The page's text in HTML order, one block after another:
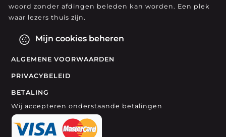
woord zonder afdingen beleden kan worden. Een plek
waar lezers thuis zijn.
Mijn cookies beheren
ALGEMENE VOORWAARDEN
PRIVACYBELEID
BETALING
Wij accepteren onderstaande betalingen